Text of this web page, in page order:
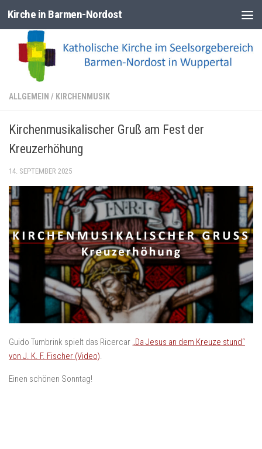
Zum Inhalt springen
Kirche in Barmen-Nordost
ALLGEMEIN / KIRCHENMUSIK
Kirchenmusikalischer Gruß am Fest der
Kreuzerhöhung
14. SEPTEMBER 2025
Guido Tumbrink spielt das Ricercar „Da Jesus an dem Kreuze stund“
von J. K. F. Fischer (Video).
Einen schönen Sonntag!